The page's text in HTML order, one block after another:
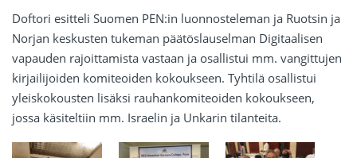
Doftori esitteli Suomen PEN:in luonnosteleman ja Ruotsin ja
Norjan keskusten tukeman päätöslauselman Digitaalisen
vapauden rajoittamista vastaan ja osallistui mm. vangittujen
kirjailijoiden komiteoiden kokoukseen. Tyhtilä osallistui
yleiskokousten lisäksi rauhankomiteoiden kokoukseen,
jossa käsiteltiin mm. Israelin ja Unkarin tilanteita.